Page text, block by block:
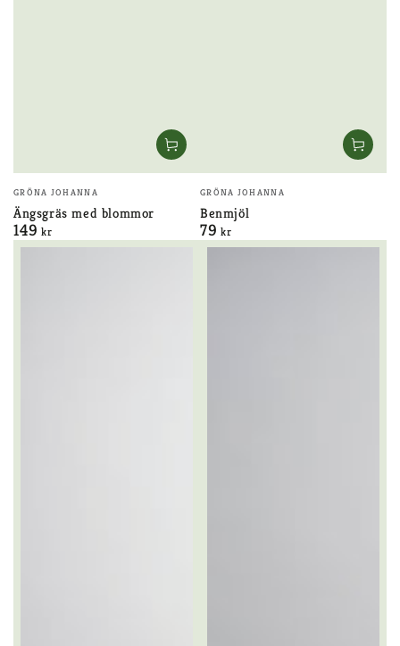
Säljare:
GRÖNA JOHANNA
Ängsgräs med blommor
Ordinarie
pris
149 kr
Säljare:
GRÖNA JOHANNA
Benmjöl
Ordinarie
pris
79 kr